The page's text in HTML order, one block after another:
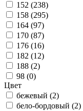
152 (238)
158 (295)
164 (97)
170 (87)
176 (16)
182 (12)
188 (2)
98 (0)
Цвет
бежевый (2)
бело-бордовый (2)